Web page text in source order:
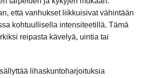
että vanhukset liikkuisivat vähintään
kohtuullisella intensiteetillä. Tämä
reipasta kävelyä, uintia tai
lihaskuntoharjoituksia